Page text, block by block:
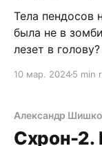
Тела пендосов
была не в
лезет в
Вороны. Сотни
мороженное
из-под брони
10 мар. 20245 min
Александр
Схрон-2.